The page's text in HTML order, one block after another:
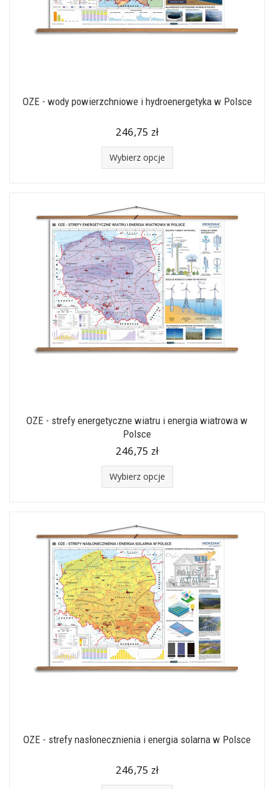
OZE - wody powierzchniowe i hydroenergetyka w Polsce
246,75 zł
Wybierz opcje
OZE - strefy energetyczne wiatru i energia wiatrowa w
Polsce
246,75 zł
Wybierz opcje
OZE - strefy nasłonecznienia i energia solarna w Polsce
246,75 zł